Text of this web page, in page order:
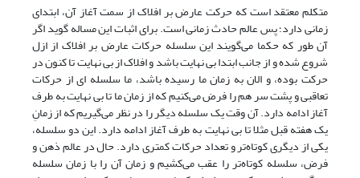
متکلم معتقد است که حرکت عارض بر افلاک از سمت آغاز آن، ابتدای
زمانی دارد؛ پس عالم حادث زمانی است. برای اثبات این مساله گوید اگر
آن طور که حکما می‌گویند این سلسله حرکات عارض بر افلاک از ازل
شروع شده و از جانب ابتدا بی نهایت باشد و افلاک از بی نهایت تا کنون در
حرکت بوده، و الان به زمان ما رسیده باشد، ما سلسله ای از حرکات
تعاقبی و پشت سر هم را فرض می‌کنیم که از زمان ما تا بی نهایت به طرف
آغاز ادامه دارد. آن وقت یک سلسله دیگر را در نظر می‌گیریم که از زمانِ
یک هفته قبل مثلا تا بی نهایت به طرف آغاز ادامه دارد. این دو سلسله،
یکی از دیگری کوتاه‌تر و تعداد حرکات کمتری دارد. حال در عالم ذهن و
فرض، سلسله کوتاه‌تر را عقب می‌کشیم و زمان آن را با زمان سلسله